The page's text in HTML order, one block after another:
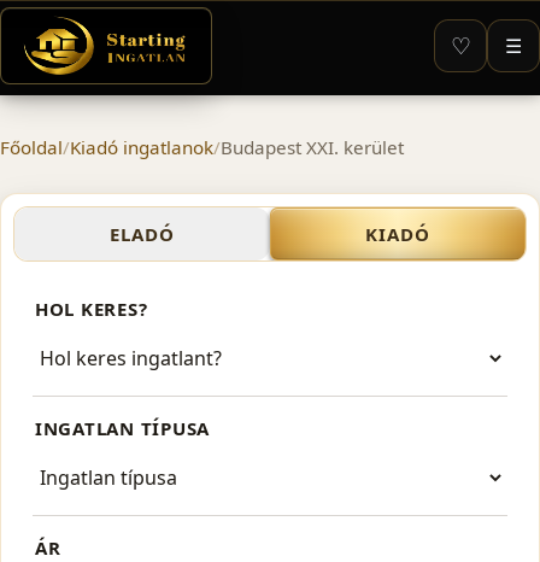
♡ ☰
Főoldal/Kiadó ingatlanok/Budapest XXI. kerület
Kiadó ingatlanok –
ELADÓ KIADÓ
HOL KERES?
INGATLAN TÍPUSA
ÁR